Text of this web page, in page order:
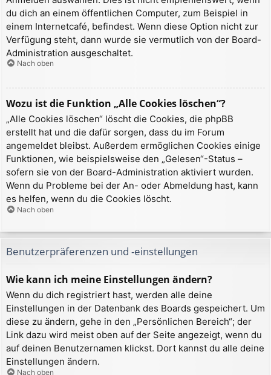
du dich an einem öffentlichen Computer, zum Beispiel in
einem Internetcafé, befindest. Wenn diese Option nicht zur
Verfügung steht, dann wurde sie vermutlich von der Board-
Administration ausgeschaltet.
Nach oben
Wozu ist die Funktion „Alle Cookies löschen“?
„Alle Cookies löschen“ löscht die Cookies, die phpBB
erstellt hat und die dafür sorgen, dass du im Forum
angemeldet bleibst. Außerdem ermöglichen Cookies einige
Funktionen, wie beispielsweise den „Gelesen“-Status –
sofern sie von der Board-Administration aktiviert wurden.
Wenn du Probleme bei der An- oder Abmeldung hast, kann
es helfen, wenn du die Cookies löscht.
Nach oben
Benutzerpräferenzen und -einstellungen
Wie kann ich meine Einstellungen ändern?
Wenn du dich registriert hast, werden alle deine
Einstellungen in der Datenbank des Boards gespeichert. Um
diese zu ändern, gehe in den „Persönlichen Bereich“; der
Link dazu wird meist oben auf der Seite angezeigt, wenn du
auf deinen Benutzernamen klickst. Dort kannst du alle deine
Einstellungen ändern.
Nach oben